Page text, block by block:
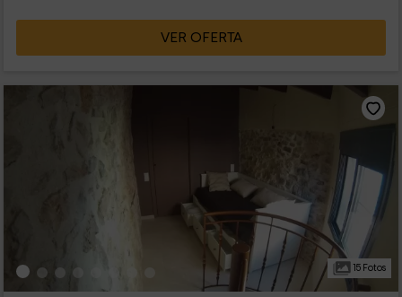
VER OFERTA
15 Fotos